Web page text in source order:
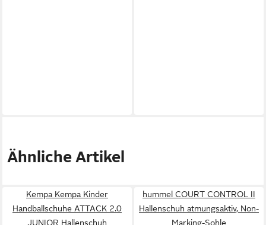
Ähnliche Artikel
Kempa Kempa Kinder
Handballschuhe ATTACK 2.0
JUNIOR Hallenschuh
hummel COURT CONTROL II
Hallenschuh atmungsaktiv, Non-
Marking-Sohle